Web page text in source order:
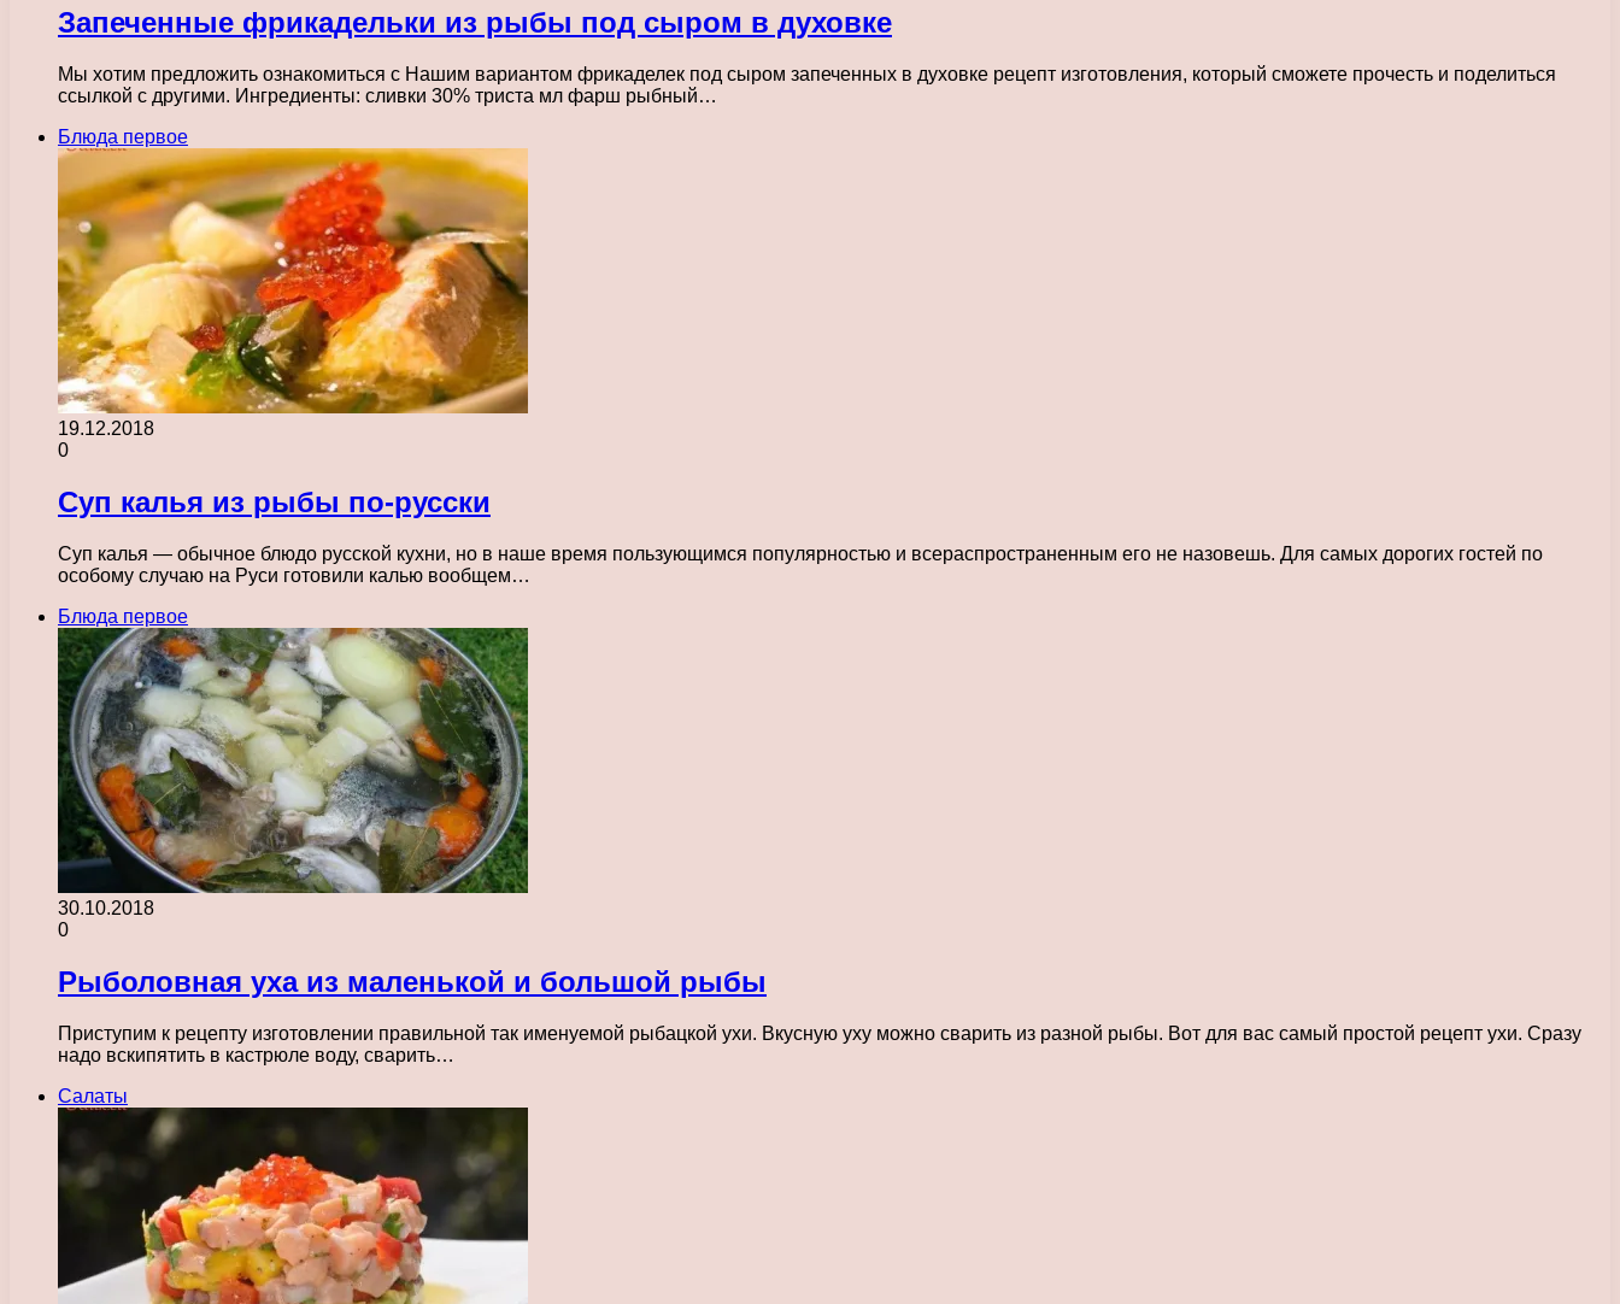
Запеченные фрикадельки из рыбы под сыром в духовке
Мы хотим предложить ознакомиться с Нашим вариантом фрикаделек под сыром запеченных в духовке рецепт изготовления, который сможете прочесть и поделиться
ссылкой с другими. Ингредиенты: сливки 30% триста мл фарш рыбный…
Блюда первое
19.12.2018
0
Суп калья из рыбы по-русски
Суп калья — обычное блюдо русской кухни, но в наше время пользующимся популярностью и всераспространенным его не назовешь. Для самых дорогих гостей по
особому случаю на Руси готовили калью вообщем…
Блюда первое
30.10.2018
0
Рыболовная уха из маленькой и большой рыбы
Приступим к рецепту изготовлении правильной так именуемой рыбацкой ухи. Вкусную уху можно сварить из разной рыбы. Вот для вас самый простой рецепт ухи. Сразу
надо вскипятить в кастрюле воду, сварить…
Салаты